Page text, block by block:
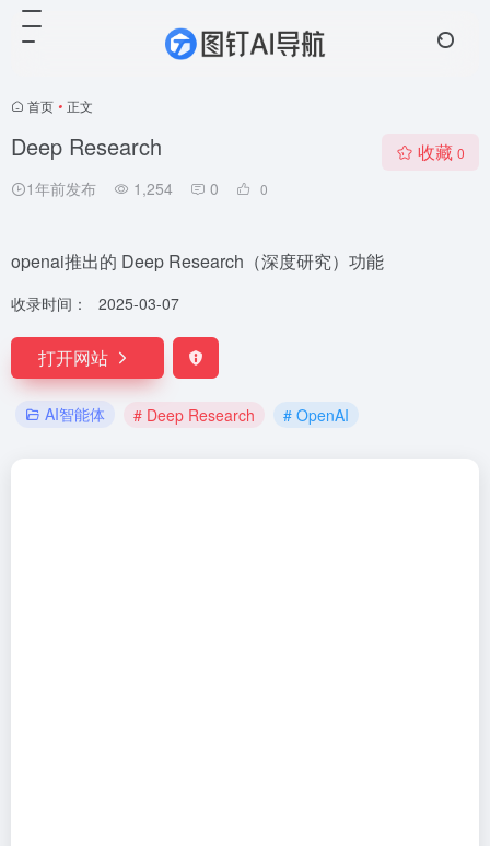
首页 • 正文
Deep Research
1年前发布 1,254 0 0
收藏 0
openai推出的 Deep Research（深度研究）功能
收录时间： 2025-03-07
打开网站
AI智能体 # Deep Research # OpenAI